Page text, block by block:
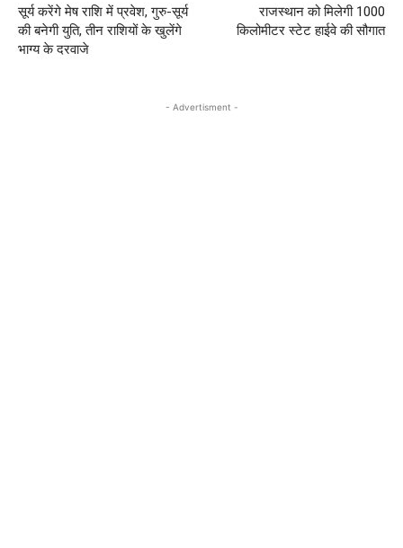
सूर्य करेंगे मेष राशि में प्रवेश, गुरु-सूर्य
की बनेगी युति, तीन राशियों के खुलेंगे
भाग्‍य के दरवाजे
राजस्‍थान को मिलेगी 1000
किलोमीटर स्टेट हाईवे की सौगात
- Advertisment -